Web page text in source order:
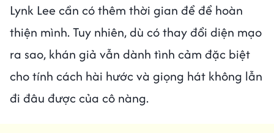
Lynk Lee cần có thêm thời gian để để hoàn
thiện mình. Tuy nhiên, dù có thay đổi diện mạo
ra sao, khán giả vẫn dành tình cảm đặc biệt
cho tính cách hài hước và giọng hát không lẫn
đi đâu được của cô nàng.